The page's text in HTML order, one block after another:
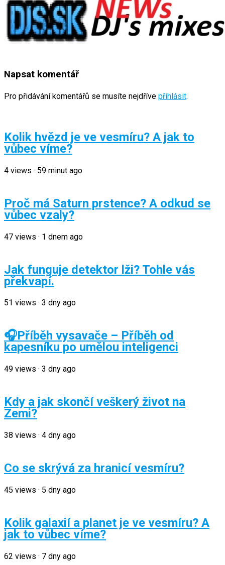
Napsat komentář
Pro přidávání komentářů se musíte nejdříve přihlásit.
Kolik hvězd je ve vesmíru? A jak to
vůbec víme?
4 views · 59 minut ago
Proč má Saturn prstence? A odkud se
vůbec vzaly?
47 views · 1 dnem ago
Jak funguje detektor lži? Tohle vás
překvapí.
51 views · 3 dny ago
🎧Příběh vysavače – Příběh od
kapesníku po umělou inteligenci
49 views · 3 dny ago
Kdy a jak skončí veškerý život na
Zemi?
38 views · 4 dny ago
Co se skrývá za hranicí vesmíru?
45 views · 5 dny ago
Kolik galaxií a planet je ve vesmíru? A
jak to vůbec víme?
62 views · 7 dny ago